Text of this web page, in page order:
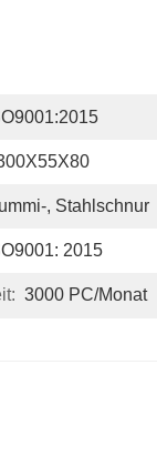
, Stahlschnur
2015
3000 PC/Monat